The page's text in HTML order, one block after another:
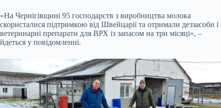
«На Чернігівщині 95 господарств з виробництва молока
скористалися підтримкою від Швейцарії та отримали деззасоби і
ветеринарні препарати для ВРХ із запасом на три місяці», –
йдеться у повідомленні.